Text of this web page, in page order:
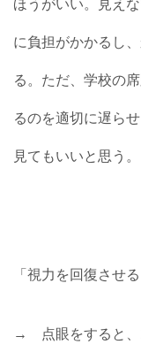
ほうがいい。見え
に負担がかかるし
る。ただ、学校の
るのを適切に遅ら
見てもいいと思う。
「視力を回復させ
→ 点眼をすると、